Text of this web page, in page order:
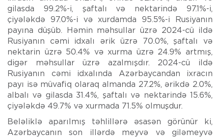
gilasda 99.2%-i, şaftalı və nektarində 97.1%-i,
çiyələkdə 97.0%-i və xurdamda 95.5%-i Rusiyanın
payına düşüb. Həmin məhsullar üzrə 2024-cü ildə
Rusiyanın cəmi idxalı ərik üzrə 70.0%, şaftalı və
nektarin üzrə 50.4% və xurma üzrə 24.9% artmış,
digər məhsullar üzrə azalmışdır. 2024-cü ildə
Rusiyanın cəmi idxalında Azərbaycandan ixracın
payı isə müvafiq olaraq almanda 27.2%, ərikdə 2.0%,
albalı və gilasda 31.4%, şaftalı və nektarində 15.6%,
çiyələkdə 49.7% və xurmada 71.5% olmuşdur.
Beləliklə aparılmış təhlillərə əsasən görünür ki,
Azərbaycanın son illərdə meyvə və giləmeyvə